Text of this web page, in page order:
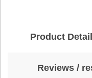
Product
Reviews /